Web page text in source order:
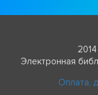
Электронная
Оплата,